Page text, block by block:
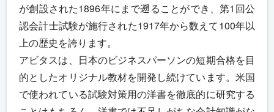
が創設された1896年にまで遡ることができ、第1回公
認会計士試験が施行された1917年から数えて100年以
上の歴史を誇ります。
アビタスは、日本のビジネスパーソンの短期合格を目
的としたオリジナル教材を開発し続けています。米国
で使われている試験対策用の洋書を徹底的に研究する